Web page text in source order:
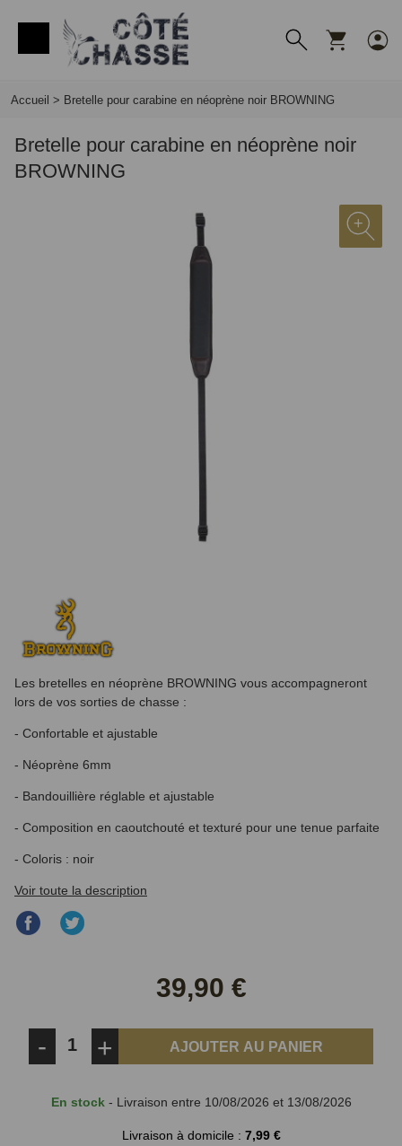
Accueil > Bretelle pour carabine en néoprène noir BROWNING
Bretelle pour carabine en néoprène noir
BROWNING
Les bretelles en néoprène BROWNING vous accompagneront
lors de vos sorties de chasse :
- Confortable et ajustable
- Néoprène 6mm
- Bandouillière réglable et ajustable
- Composition en caoutchouté et texturé pour une tenue parfaite
- Coloris : noir
Voir toute la description
Partager
39,90 €
-
+ AJOUTER AU PANIER
En stock - Livraison entre 10/08/2026 et 13/08/2026
Livraison à domicile : 7,99 €